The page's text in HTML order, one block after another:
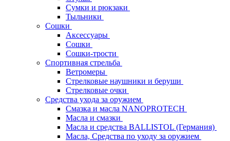
Сумки и рюкзаки
Тыльники
Сошки
Аксессуары
Сошки
Сошки-трости
Спортивная стрельба
Ветромеры
Стрелковые наушники и беруши
Стрелковые очки
Средства ухода за оружием
Смазка и масла NANOPROTECH
Масла и смазки
Масла и средства BALLISTOL (Германия)
Масла, Средства по уходу за оружием